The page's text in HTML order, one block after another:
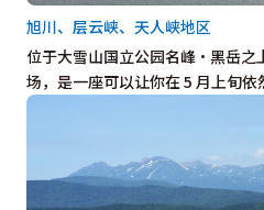
位于大雪山国立公园名峰・黑岳
场，是一座可以让你在 5 月上旬
旭川、层云峡、天人峡地区